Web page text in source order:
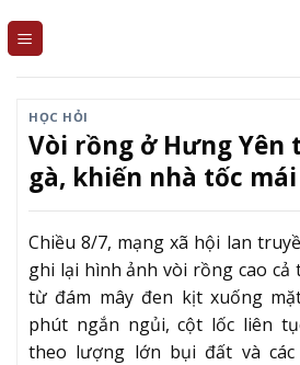
HỌC HỎI
Vòi rồng ở Hưng Yên
gà, khiến nhà tốc mái
Chiều 8/7, mạng xã hội lan
ghi lại hình ảnh vòi rồng cao
từ đám mây đen kịt xuống
phút ngắn ngủi, cột lốc liên
theo lượng lớn bụi đất và